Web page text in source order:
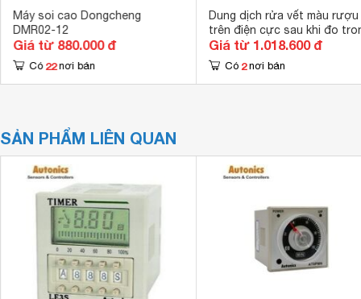
Máy soi cao Dongcheng
DMR02-12
Giá từ 880.000 đ
Có 22 nơi bán
Dung dịch rửa vết màu rượu
trên điện cực sau khi đo
rượu HANNA HI70636L (500
Giá từ 1.018.600 đ
Có 2 nơi bán
SẢN PHẨM LIÊN QUAN